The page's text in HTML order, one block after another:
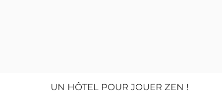
UN HÔTEL POUR JOUER ZEN !